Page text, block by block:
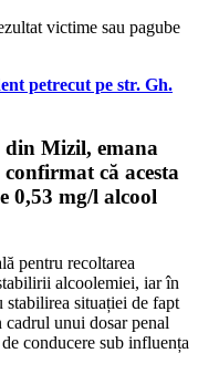
victime sau pagube
petrecut pe str. Gh.
din Mizil, emana
că acesta
0,53 mg/l alcool
pentru recoltarea
alcoolemiei, iar în
situației de fapt
unui dosar penal
conducere sub influența